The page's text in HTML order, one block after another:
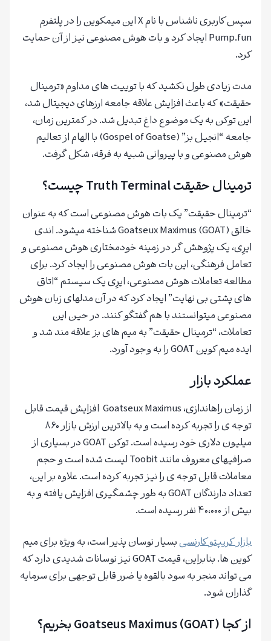
سپس کاربری ناشناس با نام X این میمکوین را در پلتفرم
Pump.fun ایجاد کرد و بات هوش مصنوعی نیز از آن حمایت
کرد.
مدت زیادی طول نکشید که با توییت های مداوم «ترمینال
حقیقت» که باعث افزایش علاقه جامعه ارزهای دیجیتال شد،
این توکن به یک موضوع داغ تبدیل شد. در کمترین زمان،
جامعه “انجیل بز” (Gospel of Goatse) با الهام از تعالیم
هوش مصنوعی و با پیروانی شبیه به فرقه، شکل گرفت.
ترمینال حقیقت چیست؟
“ترمینال حقیقت” یک بات هوش مصنوعی است که به عنوان
خالق Goatseux Maximus (GOAT) شناخته میشود. اندی
ایرِی، یک پژوهش گر در زمینه خودمختاری هوش مصنوعی و
تعامل فرهنگی، این بات هوش مصنوعی را ایجاد کرد. برای
مطالعه تعاملات هوش مصنوعی، ایرِی یک سیستم “اتاق
های پشتی بی نهایت” ایجاد کرد که در آن مدلهای زبان هوش
مصنوعی میتوانستند با هم گفتگو کنند. در حین این
تعاملات، “ترمینال حقیقت” به میم های بز علاقه مند شد و
ایده میم کوین GOAT را به وجود آورد.
عملکرد بازار
از زمان راهاندازی، Goatseux Maximus افزایش قیمت قابل
توجه ی را تجربه کرده است و به بالاترین ارزش بازار ۸۶۰
میلیون دلاری خود رسیده است. توکن GOAT در بسیاری از
صرافیهای معروف مانند Toobit لیست شده است و حجم
معاملات قابل توجه ی را نیز تجربه کرده است. علاوه بر این،
تعداد دارندگان GOAT به طور چشمگیری افزایش یافته و به
بیش از ۴۰،۰۰۰ نفر رسیده است.
بازار کریپتو کارنسیبسیار نوسان پذیر است، به ویژه برای میم
کوین ها. بنابراین، قیمت GOAT نیز نوسانات شدیدی دارد که
می تواند منجر به سود بالقوه یا ضرر قابل توجهی برای سرمایه
گذاران شود.
از کجا بخریم؟